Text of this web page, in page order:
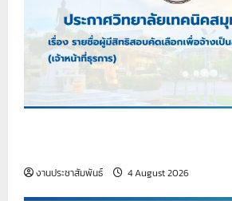
งานประชาสัมพันธ์ 4 August 2026